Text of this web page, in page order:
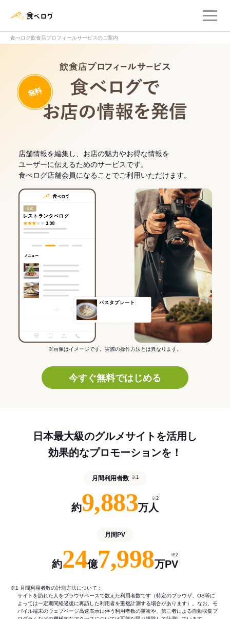
食べログ飲食店プロフィールサービスのご案内
無料
店舗情報を編集し、お店の魅力やお得な情報を
ユーザーに伝えるためのサービスです。
食べログ店舗会員になることでご利用いただけます。
※画像はイメージです。実際の操作方法とは異なります。
今すぐ無料ではじめる
日本最大級のグルメサイトを活用し
効果的なプロモーションを！
月間利用者数 ※1
約9,883万人
※2
月間PV
約24億7,998万PV
※2
※1 月間利用者数の計測方法について：
サイトを訪れた人をブラウザベースで数えた利用者数です（特定のブラウザ、OS等に
よっては一定期間経過後に再訪した利用者を重複計測する場合があります）。なお、モ
バイル端末のウェブページ高速表示に伴う利用者数の重複や、第三者による自動収集プ